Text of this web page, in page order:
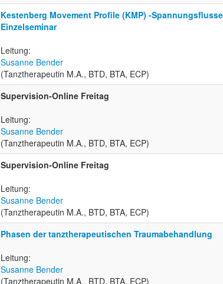
Kestenberg Movement Profile (KMP) -
Einzelseminar
Leitung:
Susanne Bender
(Tanztherapeutin M.A., BTD, BTA, ECP)
Supervision-Online Freitag
Leitung:
Susanne Bender
(Tanztherapeutin M.A., BTD, BTA, ECP)
Supervision-Online Freitag
Leitung:
Susanne Bender
(Tanztherapeutin M.A., BTD, BTA, ECP)
Phasen der tanztherapeutischen Traumabehandlung
Leitung:
Susanne Bender
(Tanztherapeutin M.A., BTD, BTA, ECP)